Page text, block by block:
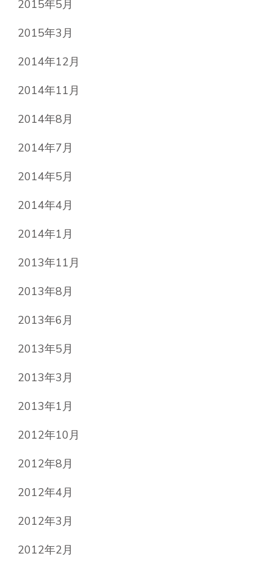
2015年5月
2015年3月
2014年12月
2014年11月
2014年8月
2014年7月
2014年5月
2014年4月
2014年1月
2013年11月
2013年8月
2013年6月
2013年5月
2013年3月
2013年1月
2012年10月
2012年8月
2012年4月
2012年3月
2012年2月